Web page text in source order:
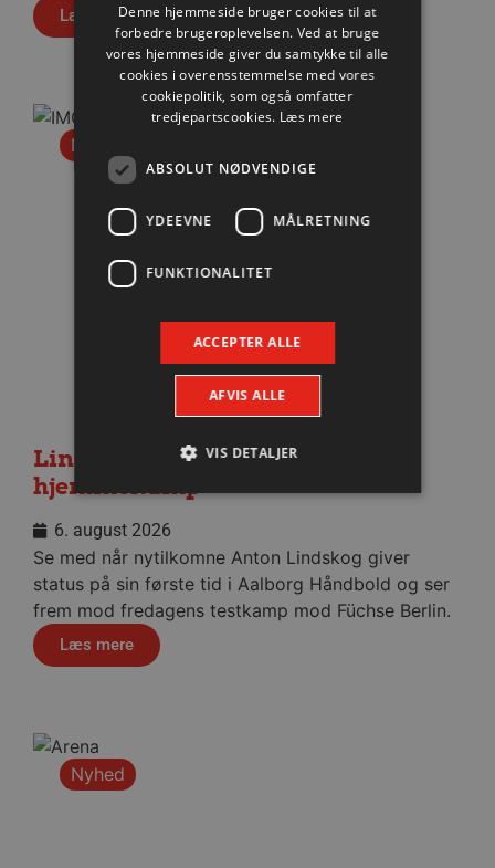
Læs mere
Nyhed
Lindskog glæder sig til første
hjemmekamp
6. august 2026
Se med når nytilkomne Anton Lindskog giver
status på sin første tid i Aalborg Håndbold og ser
frem mod fredagens testkamp mod Füchse Berlin.
Læs mere
Nyhed
Denne hjemmeside bruger cookies til at
forbedre brugeroplevelsen. Ved at bruge
vores hjemmeside giver du samtykke til alle
cookies i overensstemmelse med vores
cookiepolitik, som også omfatter
tredjepartscookies. Læs mere
ABSOLUT NØDVENDIGE
YDEEVNE MÅLRETNING
FUNKTIONALITET
ACCEPTER ALLE
AFVIS ALLE
VIS DETALJER
Absolut nødvendige
Målretning
Funktionalitet
Absolut nødvendige cookies muliggør
hjemmesidens grundlæggende funktionalitet
såsom brugerlogin og kontoadministration.
Hjemmesiden kan ikke bruges korrekt uden de